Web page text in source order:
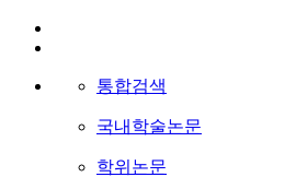
통합검색
국내학술논문
학위논문